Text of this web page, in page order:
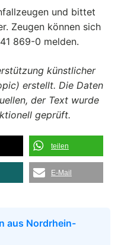
und bittet
Zeugen können sich
869-0 melden.
künstlicher
erstellt. Die Daten
der Text wurde
geprüft.
teilen
E-Mail
aus Nordrhein-